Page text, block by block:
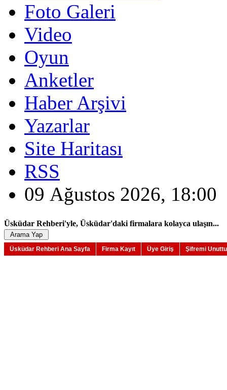
Foto Galeri
Video
Oyun
Anketler
Haber Arşivi
Yazarlar
Site Haritası
RSS
09 Ağustos 2026, 18:00
Üsküdar Rehberi'yle, Üsküdar'daki firmalara kolayca ulaşın...
Üsküdar Rehberi Ana Sayfa Firma Kayıt Üye Giriş Şifremi